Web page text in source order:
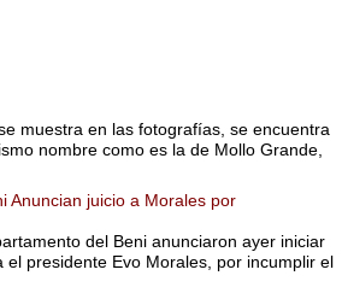
muestra en las fotografías, se encuentra
nombre como es la de Mollo Grande,
Anuncian juicio a Morales por
del Beni anunciaron ayer iniciar
el presidente Evo Morales, por incumplir el